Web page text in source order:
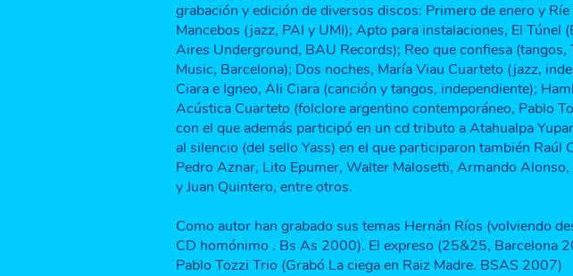
grabación y edición de diversos discos: Primero de enero y Ríe
Mancebos (jazz, PAI y UMI); Apto para instalaciones, El Túnel
Aires Underground, BAU Records); Reo que confiesa (tangos,
Music, Barcelona); Dos noches, María Viau Cuarteto (jazz,
Ciara e Igneo, Ali Ciara (canción y tangos, independiente);
Acústica Cuarteto (folclore argentino contemporáneo, Pablo
con el que además participó en un cd tributo a Atahualpa
al silencio (del sello Yass) en el que participaron también Raúl
Pedro Aznar, Lito Epumer, Walter Malosetti, Armando
y Juan Quintero, entre otros.
Como autor han grabado sus temas Hernán Ríos (volviendo
CD homónimo . Bs As 2000). El expreso (25&25, Barcelona
Pablo Tozzi Trio (Grabó La ciega en Raiz Madre. BSAS 2007)